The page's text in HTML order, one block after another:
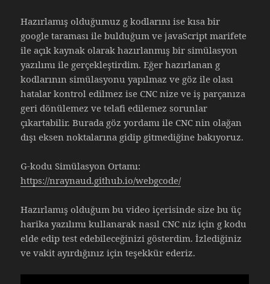
Hazırlamış olduğumuz g kodlarını ise kısa bir
google taraması ile bulduğum ve javaScript marifete
ile açık kaynak olarak hazırlanmış bir simülasyon
yazılımı ile gerçekleştirdim. Eğer hazırlanan g
kodlarının simülasyonu yapılmaz ve göz ile olası
hatalar kontrol edilmez ise CNC nize ve iş parçanıza
geri dönülemez ve telafi edilemez sorunlar
çıkartabilir. Burada göz yordamı ile CNC nin olağan
dışı eksen noktalarına gidip gitmediğine bakıyoruz.
G-kodu Simülasyon Ortamı:
https://nraynaud.github.io/webgcode/
Hazırlamış olduğum bu video içerisinde size bu üç
harika yazılımı kullanarak nasıl CNC niz için g kodu
elde edip test edebileceğinizi gösterdim. İzlediğiniz
ve vakit ayırdığınız için teşekkür ederiz.